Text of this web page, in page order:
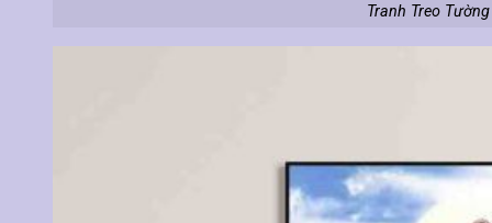
Tranh Treo